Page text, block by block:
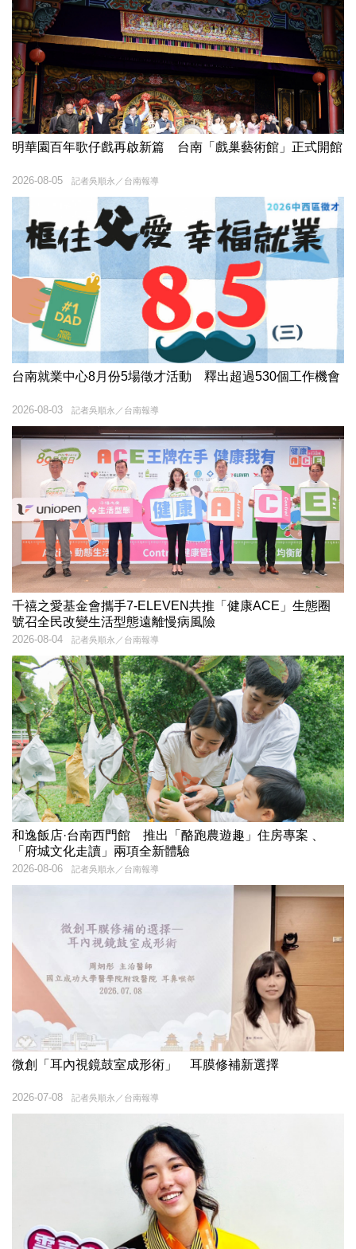
明華園百年歌仔戲再啟新篇 台南「戲巢藝術館」正式開館
記者吳順永／台南報導
2026-08-05
台南就業中心8月份5場徵才活動 釋出超過530個工作機會
記者吳順永／台南報導
2026-08-03
千禧之愛基金會攜手7-ELEVEN共推「健康ACE」生態圈
號召全民改變生活型態遠離慢病風險
記者吳順永／台南報導
2026-08-04
和逸飯店·台南西門館 推出「酪跑農遊趣」住房專案 、
「府城文化走讀」兩項全新體驗
記者吳順永／台南報導
2026-08-06
微創「耳內視鏡鼓室成形術」 耳膜修補新選擇
記者吳順永／台南報導
2026-07-08